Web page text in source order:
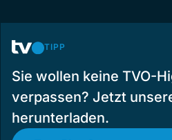
TIPP
Sie wollen keine TVO-
verpassen? Jetzt
herunterladen.